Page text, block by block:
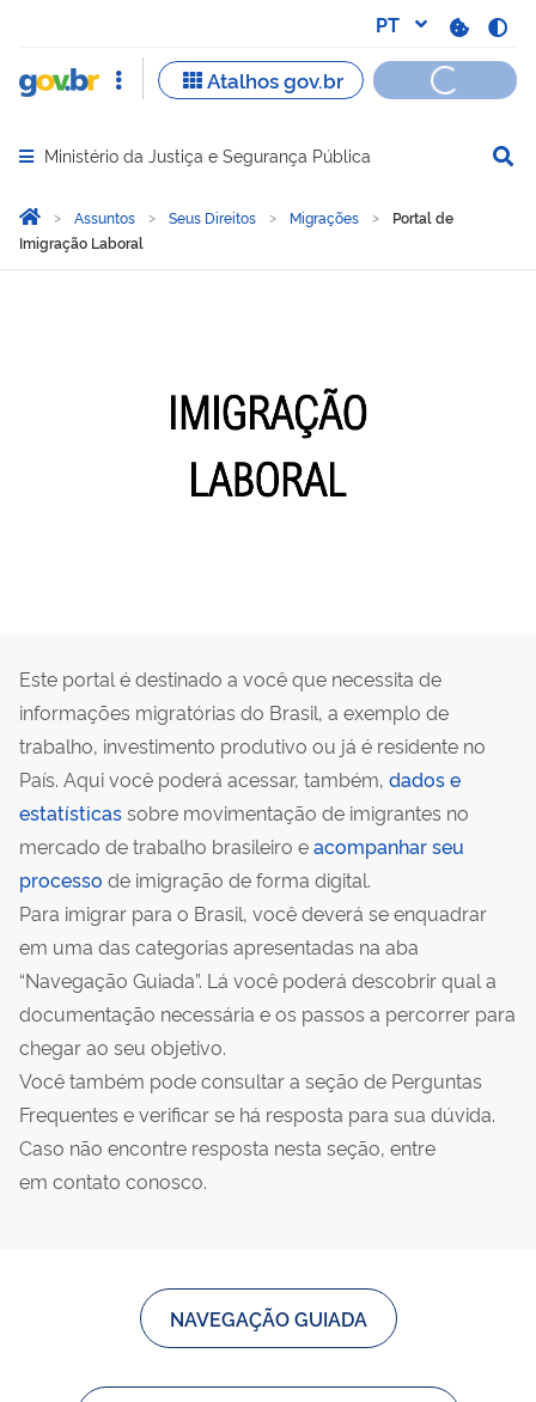
Abrir menu principal de navegação
Ministério da Justiça e Segurança Pública
Você está aqui:
Página Inicial
Assuntos Seus Direitos Migrações
Portal de
Imigração Laboral
Este portal é destinado a você que necessita de
informações migratórias do Brasil, a exemplo de
trabalho, investimento produtivo ou já é residente no
País. Aqui você poderá acessar, também, dados e
estatísticassobre movimentação de imigrantes no
mercado de trabalho brasileiro eacompanhar seu
processo de imigração de forma digital.
Para imigrar para o Brasil, você deverá se enquadrar
em uma das categorias apresentadas na aba
“Navegação Guiada”. Lá você poderá descobrir qual a
documentação necessária e os passos a percorrer para
chegar ao seu objetivo.
Você também pode consultar a seção de Perguntas
Frequentes e verificar se há resposta para sua dúvida.
Caso não encontre resposta nesta seção, entre
em contato conosco.
NAVEGAÇÃO GUIADA